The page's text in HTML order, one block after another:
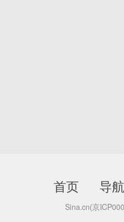
首页 导航
Sina.cn(京